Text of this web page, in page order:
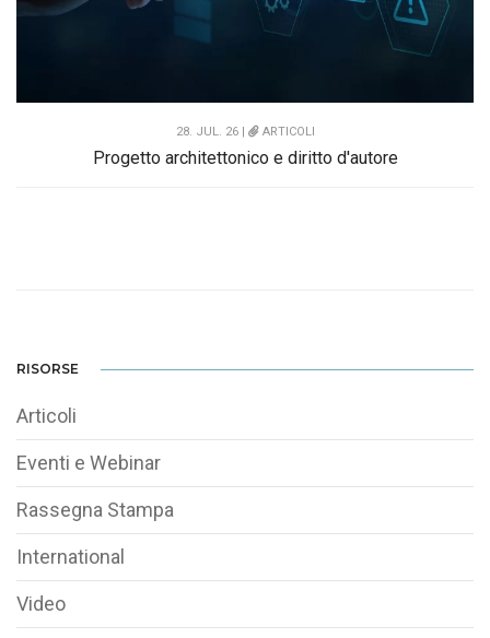
28. JUL. 26 | ARTICOLI
Progetto architettonico e diritto d'autore
RISORSE
Articoli
Eventi e Webinar
Rassegna Stampa
International
Video